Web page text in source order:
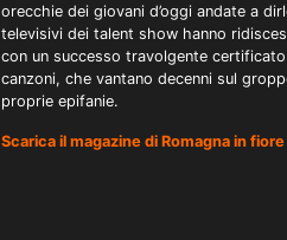
orecchie dei giovani d’oggi andate a
televisivi dei talent show hanno
con un successo travolgente
canzoni, che vantano decenni sul
proprie epifanie.
Scarica il magazine di Romagna in fiore